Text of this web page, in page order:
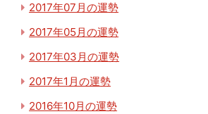
2017年07月の運勢
2017年05月の運勢
2017年03月の運勢
2017年1月の運勢
2016年10月の運勢